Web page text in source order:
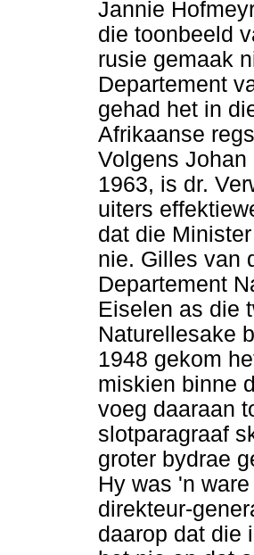
Jannie
die toonbeeld
rusie gemaak
Departement
gehad het in
Afrikaanse
Volgens
1963, is dr.
uiters
dat die
nie. Gilles van
Departement
Eiselen as die
Naturellesake
1948 gekom
miskien binne
voeg daaraan
slotparagraaf
groter bydrae
Hy was 'n
direkteur-
daarop dat die